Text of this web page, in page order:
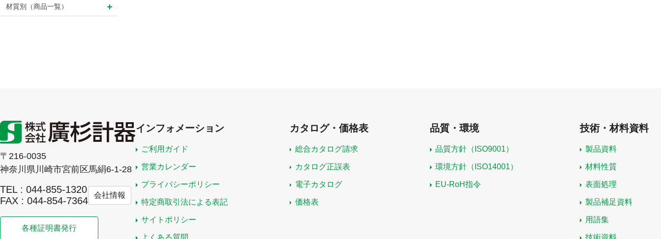
材質別（商品一覧）
〒216-0035
神奈川県川崎市宮前区馬絹6-1-28
TEL : 044-855-1320
FAX : 044-854-7364
会社情報
各種証明書発行
インフォメーション
ご利用ガイド
営業カレンダー
プライバシーポリシー
特定商取引法による表記
サイトポリシー
よくある質問
カタログ・価格表
総合カタログ請求
カタログ正誤表
電子カタログ
価格表
品質・環境
品質方針（ISO9001）
環境方針（ISO14001）
EU-RoH指令
技術・材料資料
製品資料
材料性質
表面処理
製品補足資料
用語集
技術資料